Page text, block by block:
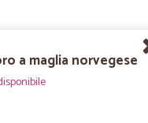
a maglia norvegese